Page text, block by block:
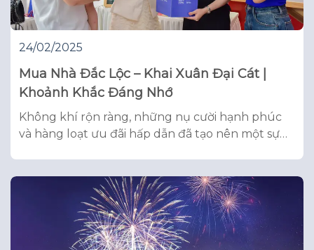
24/02/2025
Mua Nhà Đắc Lộc – Khai Xuân Đại Cát |
Khoảnh Khắc Đáng Nhớ
Không khí rộn ràng, những nụ cười hạnh phúc
và hàng loạt ưu đãi hấp dẫn đã tạo nên một sự
chân thực, trải nghiệm không gian sống lý tưởng
đến những phần quà may mắn đầu